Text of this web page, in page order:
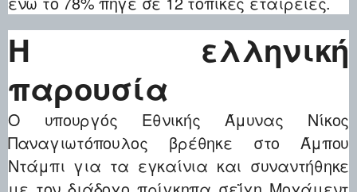
Η ελληνική
παρουσία
Ο υπουργός Εθνικής Άμυνας Νίκος
Παναγιωτόπουλος βρέθηκε στο Άμπου
Ντάμπι για τα εγκαίνια και συναντήθηκε